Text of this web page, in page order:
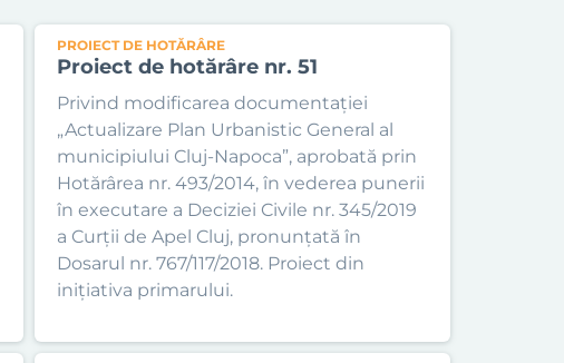
PROIECT DE HOTĂRÂRE
Proiect de hotărâre nr. 51
Privind modificarea documentației
„Actualizare Plan Urbanistic General al
municipiului Cluj-Napoca”, aprobată prin
Hotărârea nr. 493/2014, în vederea punerii
în executare a Deciziei Civile nr. 345/2019
a Curții de Apel Cluj, pronunțată în
Dosarul nr. 767/117/2018. Proiect din
inițiativa primarului.